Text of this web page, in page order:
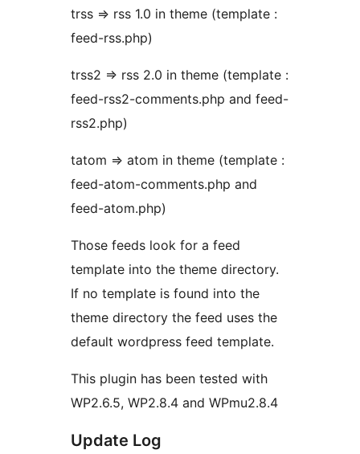
trss => rss 1.0 in theme (template :
feed-rss.php)
trss2 => rss 2.0 in theme (template :
feed-rss2-comments.php and feed-
rss2.php)
tatom => atom in theme (template :
feed-atom-comments.php and
feed-atom.php)
Those feeds look for a feed
template into the theme directory.
If no template is found into the
theme directory the feed uses the
default wordpress feed template.
This plugin has been tested with
WP2.6.5, WP2.8.4 and WPmu2.8.4
Update Log